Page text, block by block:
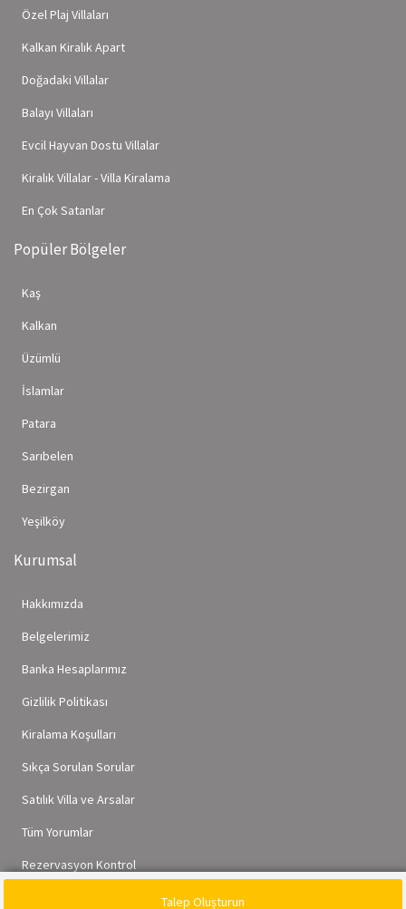
Talep Oluşturun
Özel Plaj Villaları
Kalkan Kiralık Apart
Doğadaki Villalar
Balayı Villaları
Evcil Hayvan Dostu Villalar
Kiralık Villalar - Villa Kiralama
En Çok Satanlar
Popüler Bölgeler
Kaş
Kalkan
Üzümlü
İslamlar
Patara
Sarıbelen
Bezirgan
Yeşilköy
Kurumsal
Hakkımızda
Belgelerimiz
Banka Hesaplarımız
Gizlilik Politikası
Kiralama Koşulları
Sıkça Sorulan Sorular
Satılık Villa ve Arsalar
Tüm Yorumlar
Rezervasyon Kontrol